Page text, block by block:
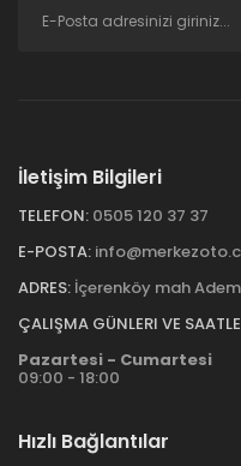
İletişim Bilgileri
TELEFON: 0505 120 37 37
E-POSTA:
ADRES: İçerenköy mah
ÇALIŞMA GÜNLERI VE
Pazartesi - Cumartesi
09:00 - 18:00
Hızlı Bağlantılar